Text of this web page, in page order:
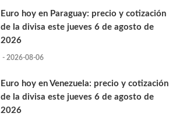
Euro hoy en Paraguay: precio y cotización
de la divisa este jueves 6 de agosto de
2026
- 2026-08-06
Euro hoy en Venezuela: precio y cotización
de la divisa este jueves 6 de agosto de
2026